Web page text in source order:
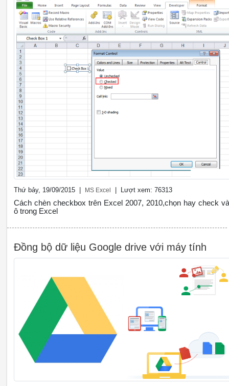
Thứ bảy, 19/09/2015 | MS Excel | Lượt xem: 76313
Cách chèn checkbox trên Excel 2007, 2010,chọn hay check
ô trong Excel
Đồng bộ dữ liệu Google drive với máy tính